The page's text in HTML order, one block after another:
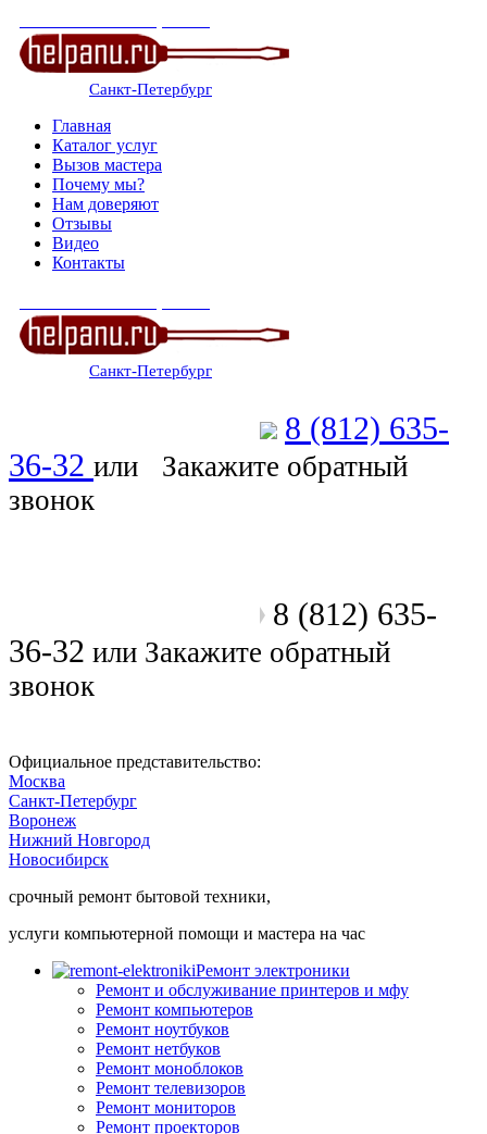
Санкт-Петербург
Главная
Каталог услуг
Вызов мастера
Почему мы?
Нам доверяют
Отзывы
Видео
Контакты
Санкт-Петербург
8 (812) 635-
36-32 или
Закажите обратный
звонок
8 (812) 635-
36-32 или Закажите обратный
звонок
Официальное представительство:
Москва
Санкт-Петербург
Воронеж
Нижний Новгород
Новосибирск
срочный ремонт бытовой техники,
услуги компьютерной помощи и мастера на час
Ремонт электроники
Ремонт и обслуживание принтеров и мфу
Ремонт компьютеров
Ремонт ноутбуков
Ремонт нетбуков
Ремонт моноблоков
Ремонт телевизоров
Ремонт мониторов
Ремонт проекторов